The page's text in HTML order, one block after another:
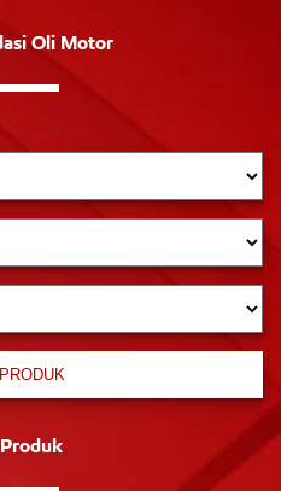
Oli Motor